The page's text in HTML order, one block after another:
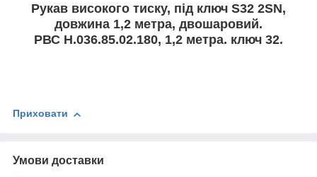
Рукав високого тиску, під ключ S32 2SN,
довжина 1,2 метра, двошаровий.
РВС Н.036.85.02.180, 1,2 метра. ключ 32.
Приховати
Умови доставки